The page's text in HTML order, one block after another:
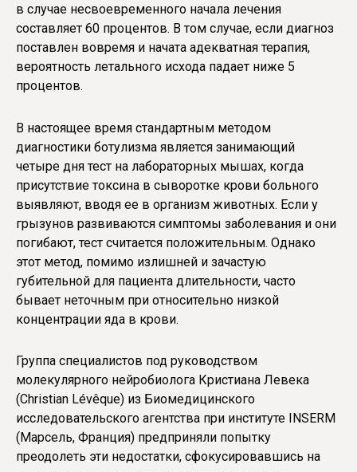
в случае несвоевременного начала лечения
составляет 60 процентов. В том случае, если диагноз
поставлен вовремя и начата адекватная терапия,
вероятность летального исхода падает ниже 5
процентов.
В настоящее время стандартным методом
диагностики ботулизма является занимающий
четыре дня тест на лабораторных мышах, когда
присутствие токсина в сыворотке крови больного
выявляют, вводя ее в организм животных. Если у
грызунов развиваются симптомы заболевания и они
погибают, тест считается положительным. Однако
этот метод, помимо излишней и зачастую
губительной для пациента длительности, часто
бывает неточным при относительно низкой
концентрации яда в крови.
Группа специалистов под руководством
молекулярного нейробиолога Кристиана Левека
(Christian Lévêque) из Биомедицинского
исследовательского агентства при институте INSERM
(Марсель, Франция) предприняли попытку
преодолеть эти недостатки, сфокусировавшись на